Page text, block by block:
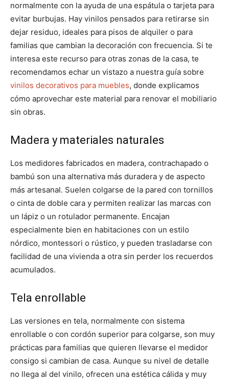
normalmente con la ayuda de una espátula o tarjeta para
evitar burbujas. Hay vinilos pensados para retirarse sin
dejar residuo, ideales para pisos de alquiler o para
familias que cambian la decoración con frecuencia. Si te
interesa este recurso para otras zonas de la casa, te
recomendamos echar un vistazo a nuestra guía sobre
vinilos decorativos para muebles, donde explicamos
cómo aprovechar este material para renovar el mobiliario
sin obras.
Madera y materiales naturales
Los medidores fabricados en madera, contrachapado o
bambú son una alternativa más duradera y de aspecto
más artesanal. Suelen colgarse de la pared con tornillos
o cinta de doble cara y permiten realizar las marcas con
un lápiz o un rotulador permanente. Encajan
especialmente bien en habitaciones con un estilo
nórdico, montessori o rústico, y pueden trasladarse con
facilidad de una vivienda a otra sin perder los recuerdos
acumulados.
Tela enrollable
Las versiones en tela, normalmente con sistema
enrollable o con cordón superior para colgarse, son muy
prácticas para familias que quieren llevarse el medidor
consigo si cambian de casa. Aunque su nivel de detalle
no llega al del vinilo, ofrecen una estética cálida y muy